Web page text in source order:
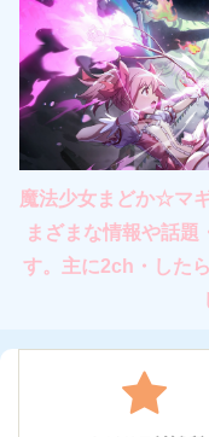
魔法少女まどか☆マ
まざまな情報や話
す。主に2ch・した